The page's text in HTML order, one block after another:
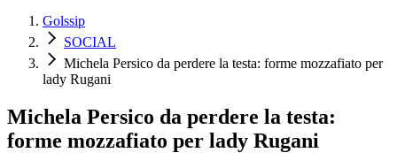
Golssip
SOCIAL
Michela Persico da perdere la testa: forme mozzafiato per
lady Rugani
Michela Persico da perdere la testa:
forme mozzafiato per lady Rugani